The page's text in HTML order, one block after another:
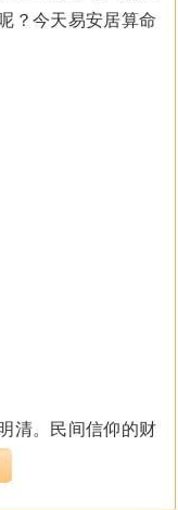
？今天易安居算命
清。民间信仰的财
尚。在历史上被尊